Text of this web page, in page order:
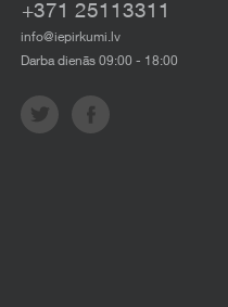
+371 25113311
info@iepirkumi.lv
Darba dienās 09:00 - 18:00